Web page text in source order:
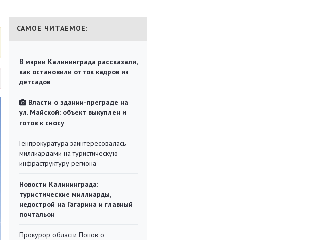
САМОЕ ЧИТАЕМОЕ:
В мэрии Калининграда рассказали,
как остановили отток кадров из
детсадов
Власти о здании-преграде на
ул. Майской: объект выкуплен и
готов к сносу
Генпрокуратура заинтересовалась
миллиардами на туристическую
инфраструктуру региона
Новости Калининграда:
туристические миллиарды,
недострой на Гагарина и главный
почтальон
Прокурор области Попов о